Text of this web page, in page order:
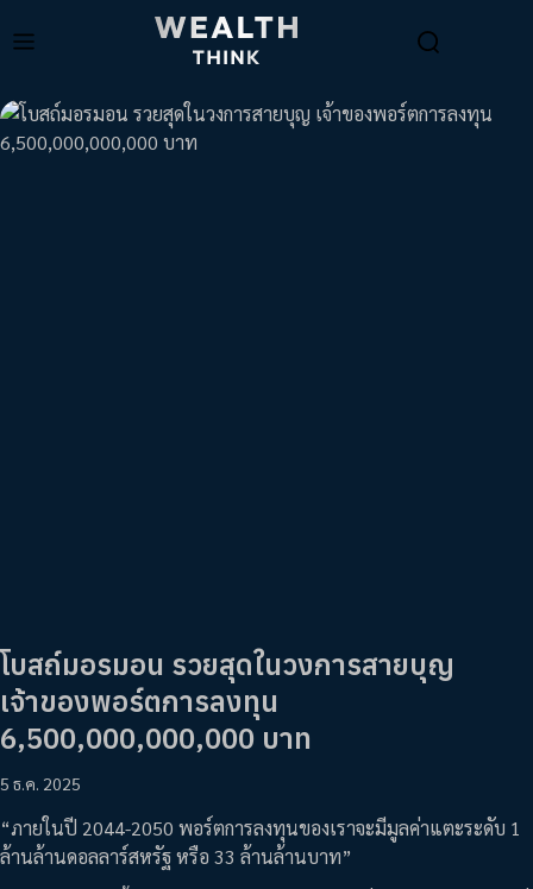
โบสถ์มอรมอน รวยสุดในวงการสายบุญ
เจ้าของพอร์ตการลงทุน
6,500,000,000,000 บาท
5 ธ.ค. 2025
“ภายในปี 2044-2050 พอร์ตการลงทุนของเราจะมีมูลค่าแตะระดับ 1
ล้านล้านดอลลาร์สหรัฐ หรือ 33 ล้านล้านบาท”